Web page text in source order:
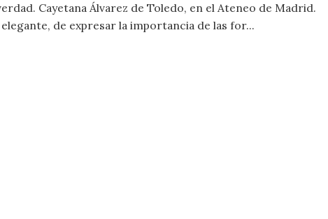
Cayetana Álvarez de Toledo, en el Ateneo de Madrid.
de expresar la importancia de las for...